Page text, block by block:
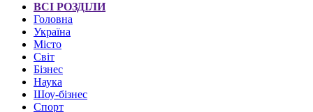
ВСІ РОЗДІЛИ
Головна
Україна
Місто
Світ
Бізнес
Наука
Шоу-бізнес
Спорт